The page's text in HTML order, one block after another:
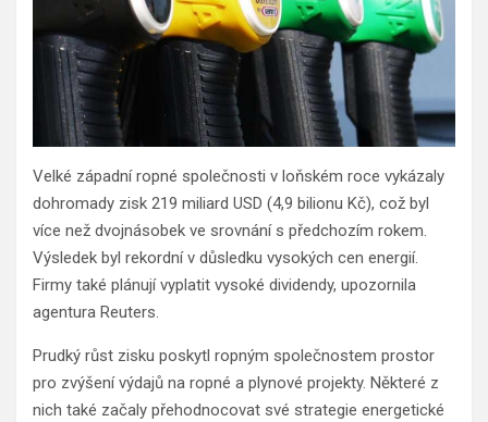
Velké západní ropné společnosti v loňském roce vykázaly
dohromady zisk 219 miliard USD (4,9 bilionu Kč), což byl
více než dvojnásobek ve srovnání s předchozím rokem.
Výsledek byl rekordní v důsledku vysokých cen energií.
Firmy také plánují vyplatit vysoké dividendy, upozornila
agentura Reuters.
Prudký růst zisku poskytl ropným společnostem prostor
pro zvýšení výdajů na ropné a plynové projekty. Některé z
nich také začaly přehodnocovat své strategie energetické